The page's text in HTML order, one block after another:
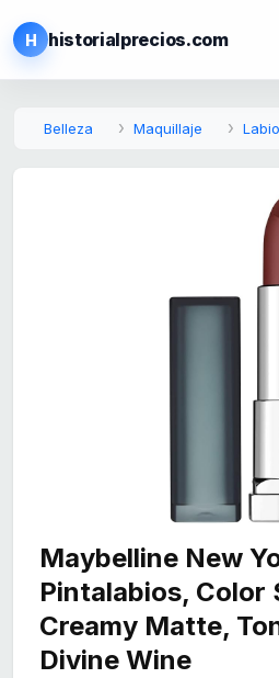
H historialprecios.com
Belleza Maquillaje
Maybelline New
Pintalabios, Color
Creamy Matte,
Divine Wine